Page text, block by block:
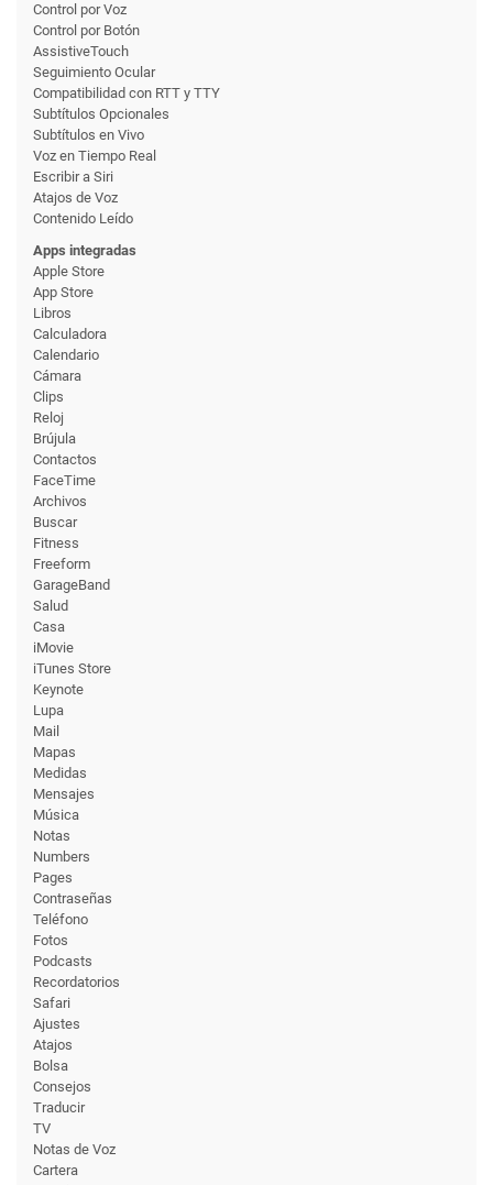
Control por Voz
Control por Botón
AssistiveTouch
Seguimiento Ocular
Compati­bilidad con RTT y TTY
Subtítulos Opcionales
Subtítulos en Vivo
Voz en Tiempo Real
Escribir a Siri
Atajos de Voz
Contenido Leído
Apps integradas
Apple Store
App Store
Libros
Calculadora
Calendario
Cámara
Clips
Reloj
Brújula
Contactos
FaceTime
Archivos
Buscar
Fitness
Freeform
GarageBand
Salud
Casa
iMovie
iTunes Store
Keynote
Lupa
Mail
Mapas
Medidas
Mensajes
Música
Notas
Numbers
Pages
Contraseñas
Teléfono
Fotos
Podcasts
Recordatorios
Safari
Ajustes
Atajos
Bolsa
Consejos
Traducir
TV
Notas de Voz
Cartera